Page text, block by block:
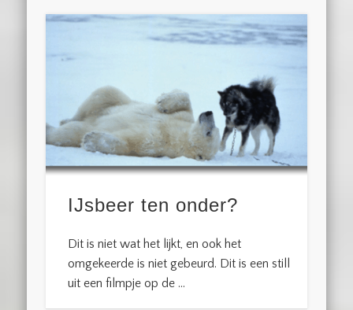
IJsbeer ten onder?
Dit is niet wat het lijkt, en ook het
omgekeerde is niet gebeurd. Dit is een still
uit een filmpje op de …